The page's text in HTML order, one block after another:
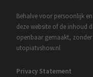
Behalve voor persoonlijk
deze website of de inhoud
openbaar gemaakt,
utopiatvshow.nl
Privacy Statement